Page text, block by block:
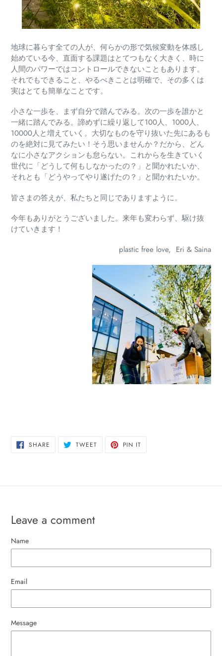
地球に暮らす全ての人が、何らかの形で気候変動を体感し
始めている今、直面する課題はとてつもなく大きく、時に
人間のパワーではコントロールできないこともあります。
それでもできること、やるべきことは明確で、その多くは
実はとても簡単なことです。
小さな一歩を、まず自分で踏んでみる。次の一歩を誰かと
一緒に踏んでみる。諦めずに繰り返して100人、1000人、
10000人と増えていく。 大切なものを守り抜いた先にあるも
のを絶対に見てみたい！そう思いませんか？だから、どん
なに小さなアクションも怠らない。これからを生きていく
世代に「どうして何もしなかったの？」と聞かれたいか、
それとも「どうやってやり遂げたの？」と聞かれたいか。
皆さまの答えが、私たちと同じでありますように。
今年もありがとうございました。来年も変わらず、駆け抜
けていきます！
plastic free love, Eri & Saina
SHARE SHARE TWEETTWEET PIN IT
Leave a comment
Name
Email
Message